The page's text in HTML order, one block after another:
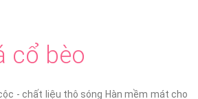
cổ bèo
- chất liệu thô sóng Hàn mềm mát cho